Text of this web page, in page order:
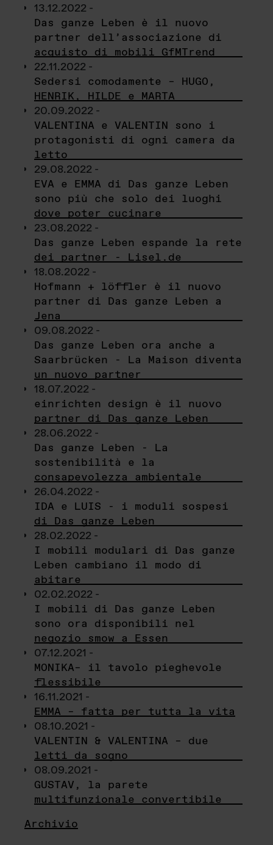
13.12.2022 -
Das ganze Leben è il nuovo
partner dell’associazione di
acquisto di mobili GfMTrend
22.11.2022 -
Sedersi comodamente – HUGO,
HENRIK, HILDE e MARTA
20.09.2022 -
VALENTINA e VALENTIN sono i
protagonisti di ogni camera da
letto
29.08.2022 -
EVA e EMMA di Das ganze Leben
sono più che solo dei luoghi
dove poter cucinare
23.08.2022 -
Das ganze Leben espande la rete
dei partner - Lisel.de
18.08.2022 -
Hofmann + löffler è il nuovo
partner di Das ganze Leben a
Jena
09.08.2022 -
Das ganze Leben ora anche a
Saarbrücken - La Maison diventa
un nuovo partner
18.07.2022 -
einrichten design è il nuovo
partner di Das ganze Leben
28.06.2022 -
Das ganze Leben - La
sostenibilità e la
consapevolezza ambientale
26.04.2022 -
IDA e LUIS - i moduli sospesi
di Das ganze Leben
28.02.2022 -
I mobili modulari di Das ganze
Leben cambiano il modo di
abitare
02.02.2022 -
I mobili di Das ganze Leben
sono ora disponibili nel
negozio smow a Essen
07.12.2021 -
MONIKA– il tavolo pieghevole
flessibile
16.11.2021 -
EMMA – fatta per tutta la vita
08.10.2021 -
VALENTIN & VALENTINA – due
letti da sogno
08.09.2021 -
GUSTAV, la parete
multifunzionale convertibile
Archivio